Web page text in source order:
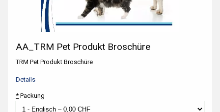
AA_TRM Pet Produkt Broschüre
TRM Pet Produkt Broschüre
Details
* Packung